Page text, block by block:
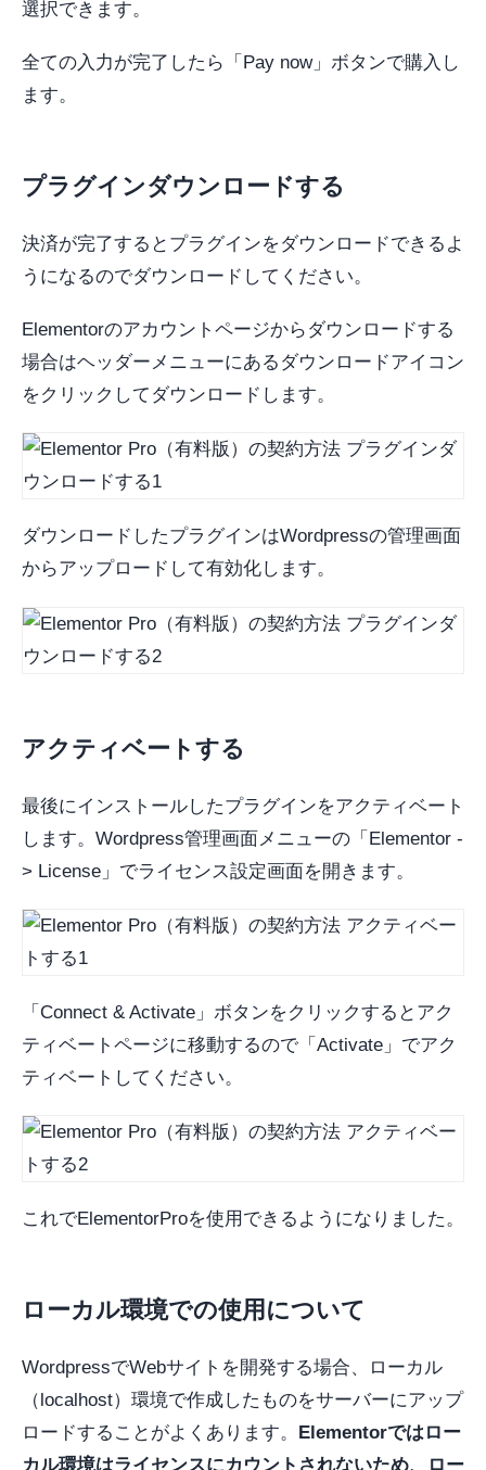
選択できます。
全ての入力が完了したら「Pay now」ボタンで購入し
ます。
プラグインダウンロードする
決済が完了するとプラグインをダウンロードできるよ
うになるのでダウンロードしてください。
Elementorのアカウントページからダウンロードする
場合はヘッダーメニューにあるダウンロードアイコン
をクリックしてダウンロードします。
ダウンロードしたプラグインはWordpressの管理画面
からアップロードして有効化します。
アクティベートする
最後にインストールしたプラグインをアクティベート
します。Wordpress管理画面メニューの「Elementor -
> License」でライセンス設定画面を開きます。
「Connect & Activate」ボタンをクリックするとアク
ティベートページに移動するので「Activate」でアク
ティベートしてください。
これでElementorProを使用できるようになりました。
ローカル環境での使用について
WordpressでWebサイトを開発する場合、ローカル
（localhost）環境で作成したものをサーバーにアップ
ロードすることがよくあります。
Elementorではロー
カル環境はライセンスにカウントされないため、ロー